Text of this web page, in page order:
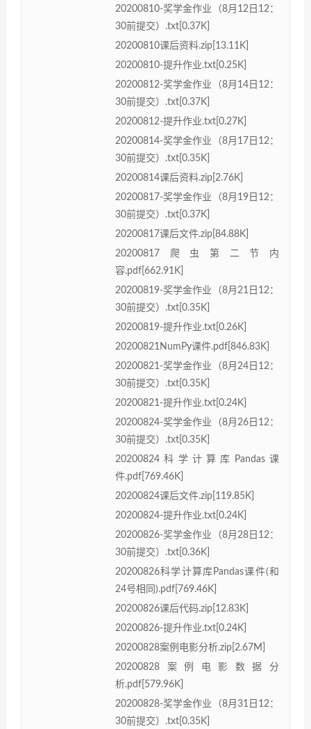
20200810-奖学金作业（8月12日12：
30前提交）.txt[0.37K]
20200810课后资料.zip[13.11K]
20200810-提升作业.txt[0.25K]
20200812-奖学金作业（8月14日12：
30前提交）.txt[0.37K]
20200812-提升作业.txt[0.27K]
20200814-奖学金作业（8月17日12：
30前提交）.txt[0.35K]
20200814课后资料.zip[2.76K]
20200817-奖学金作业（8月19日12：
30前提交）.txt[0.37K]
20200817课后文件.zip[84.88K]
20200817爬虫第二节内
容.pdf[662.91K]
20200819-奖学金作业（8月21日12：
30前提交）.txt[0.35K]
20200819-提升作业.txt[0.26K]
20200821NumPy课件.pdf[846.83K]
20200821-奖学金作业（8月24日12：
30前提交）.txt[0.35K]
20200821-提升作业.txt[0.24K]
20200824-奖学金作业（8月26日12：
30前提交）.txt[0.35K]
20200824科学计算库Pandas课
件.pdf[769.46K]
20200824课后文件.zip[119.85K]
20200824-提升作业.txt[0.24K]
20200826-奖学金作业（8月28日12：
30前提交）.txt[0.36K]
20200826科学计算库Pandas课件(和
24号相同).pdf[769.46K]
20200826课后代码.zip[12.83K]
20200826-提升作业.txt[0.24K]
20200828案例电影分析.zip[2.67M]
20200828案例电影数据分
析.pdf[579.96K]
20200828-奖学金作业（8月31日12：
30前提交）.txt[0.35K]